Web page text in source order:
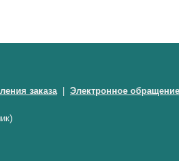
заказа| Электронное